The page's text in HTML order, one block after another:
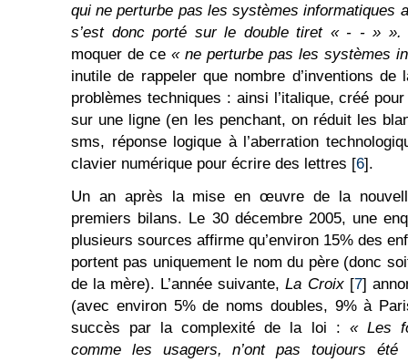
qui ne perturbe pas les systèmes informatiques
s’est donc porté sur le double tiret « - - » ».
moquer de ce « ne perturbe pas les systèmes
inutile de rappeler que nombre d’inventions
problèmes techniques : ainsi l’italique, créé
sur une ligne (en les penchant, on réduit les
sms, réponse logique à l’aberration
clavier numérique pour écrire des lettres [6].
Un an après la mise en œuvre de la
premiers bilans. Le 30 décembre 2005, une
plusieurs sources affirme qu’environ 15% des
portent pas uniquement le nom du père (donc
de la mère). L’année suivante,La Croix[7]
(avec environ 5% de noms doubles, 9% à
succès par la complexité de la loi : « Les
comme les usagers, n’ont pas toujours été